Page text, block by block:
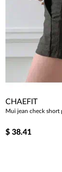
CHAEFIT
Mui jean check short
$ 38.41